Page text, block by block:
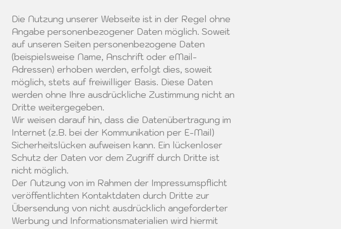
Die Nutzung unserer Webseite ist in der Regel ohne
Angabe personenbezogener Daten möglich. Soweit
auf unseren Seiten personenbezogene Daten
(beispielsweise Name, Anschrift oder eMail-
Adressen) erhoben werden, erfolgt dies, soweit
möglich, stets auf freiwilliger Basis. Diese Daten
werden ohne Ihre ausdrückliche Zustimmung nicht an
Dritte weitergegeben.
Wir weisen darauf hin, dass die Datenübertragung im
Internet (z.B. bei der Kommunikation per E-Mail)
Sicherheitslücken aufweisen kann. Ein lückenloser
Schutz der Daten vor dem Zugriff durch Dritte ist
nicht möglich.
Der Nutzung von im Rahmen der Impressumspflicht
veröffentlichten Kontaktdaten durch Dritte zur
Übersendung von nicht ausdrücklich angeforderter
Werbung und Informationsmaterialien wird hiermit